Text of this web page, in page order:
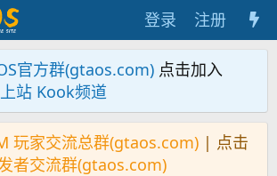
登录 注册
官方群(gtaos.com) 点击加入
站 Kook频道
玩家交流总群(gtaos.com) | 点击
者交流群(gtaos.com)